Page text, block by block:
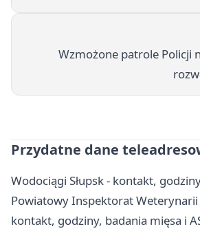
Wzmożone patrole Policji
Przydatne dane
Wodociągi Słupsk - kontakt,
Powiatowy Inspektorat Weterynarii
kontakt, godziny, badania mięsa i